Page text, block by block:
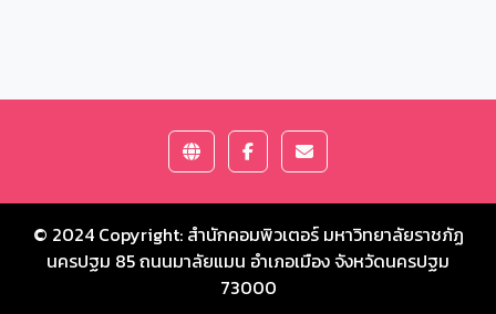
© 2024 Copyright: สำนักคอมพิวเตอร์ มหาวิทยาลัยราชภัฏ
นครปฐม 85 ถนนมาลัยแมน อำเภอเมือง จังหวัดนครปฐม
73000